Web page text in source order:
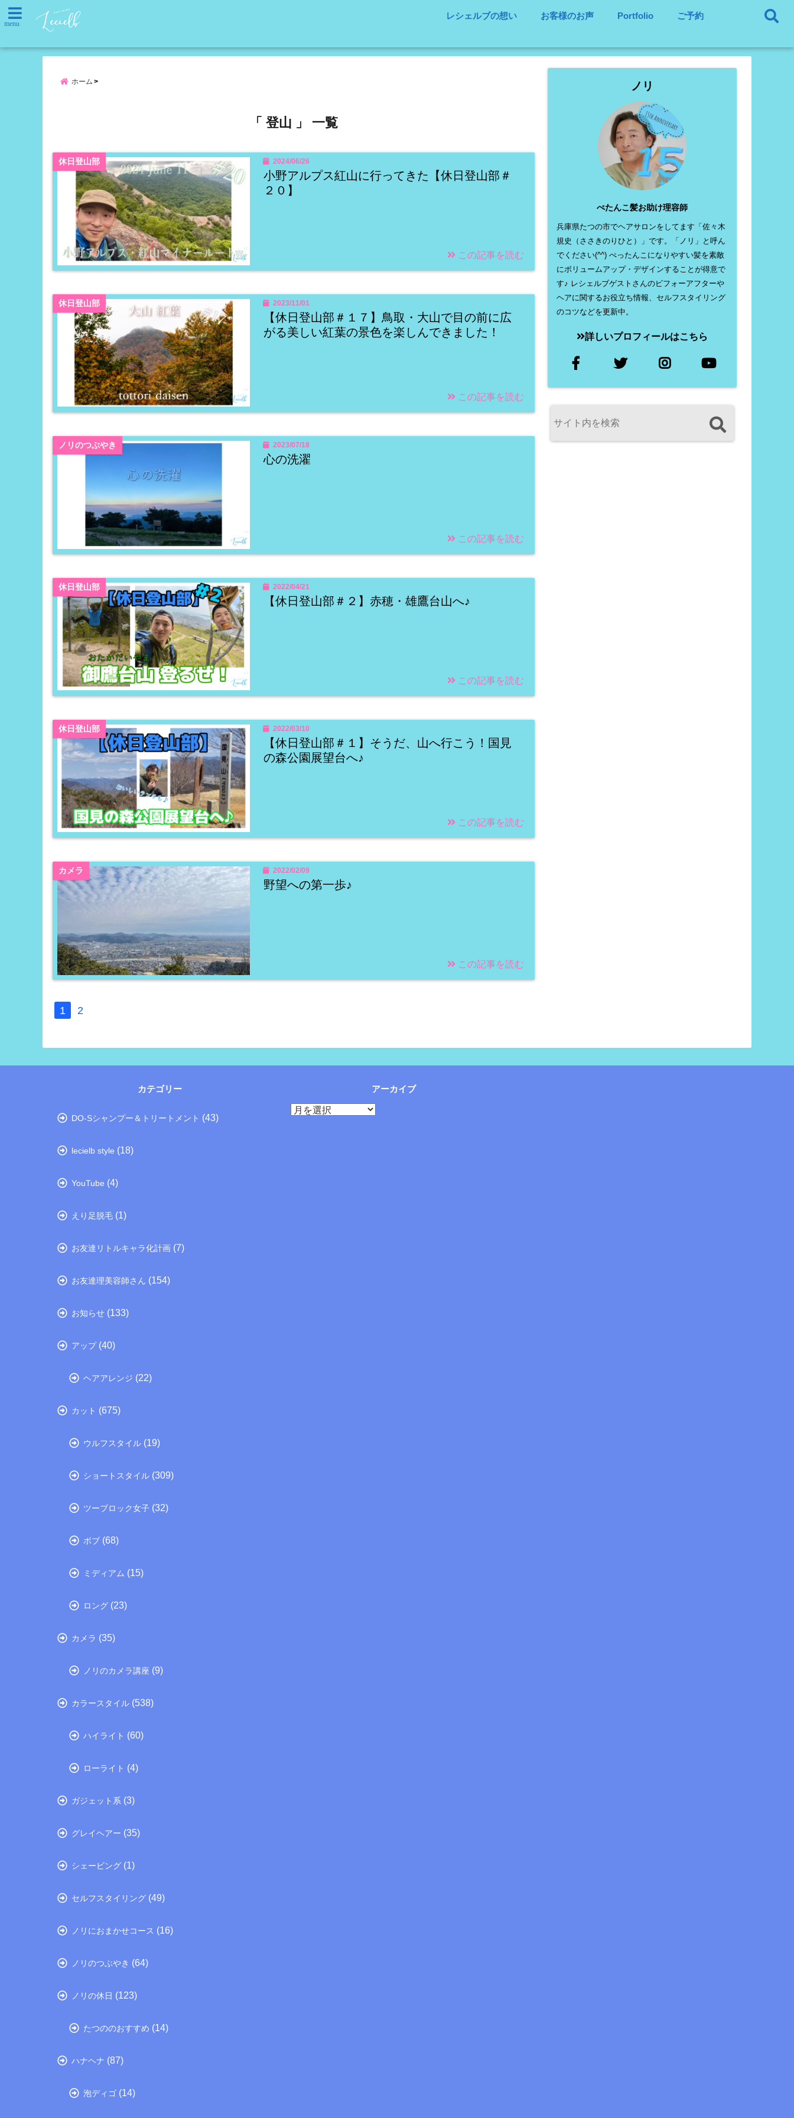
menu
レシェルブの想い お客様のお声 Portfolio ご予約
ホーム
「 登山 」 一覧
休日登山部 2024/06/26
小野アルプス紅山に行ってきた【休日登山部＃
２０】
この記事を読む
休日登山部 2023/11/01
【休日登山部＃１７】鳥取・大山で目の前に広
がる美しい紅葉の景色を楽しんできました！
この記事を読む
ノリのつぶやき 2023/07/18
心の洗濯
この記事を読む
休日登山部 2022/04/21
【休日登山部＃２】赤穂・雄鷹台山へ♪
この記事を読む
休日登山部 2022/03/10
【休日登山部＃１】そうだ、山へ行こう！国見
の森公園展望台へ♪
この記事を読む
カメラ 2022/02/09
野望への第一歩♪
この記事を読む
1 2
ノリ
ぺたんこ髪お助け理容師
兵庫県たつの市でヘアサロンをしてます「佐々木
規史（ささきのりひと）」です。「ノリ」と呼ん
でください(^^) ぺったんこになりやすい髪を素敵
にボリュームアップ・デザインすることが得意で
す♪ レシェルブゲストさんのビフォーアフターや
ヘアに関するお役立ち情報、セルフスタイリング
のコツなどを更新中。
詳しいプロフィールはこちら
カテゴリー
DO-Sシャンプー＆トリートメント (43)
lecielb style (18)
YouTube (4)
えり足脱毛 (1)
お友達リトルキャラ化計画 (7)
お友達理美容師さん (154)
お知らせ (133)
アップ(40)
ヘアアレンジ (22)
カット (675)
ウルフスタイル (19)
ショートスタイル (309)
ツーブロック女子 (32)
ボブ (68)
ミディアム (15)
ロング (23)
カメラ (35)
ノリのカメラ講座 (9)
カラースタイル (538)
ハイライト (60)
ローライト (4)
ガジェット系 (3)
グレイヘアー (35)
シェービング (1)
セルフスタイリング (49)
ノリにおまかせコース (16)
ノリのつぶやき (64)
ノリの休日 (123)
たつののおすすめ (14)
ハナヘナ (87)
泡ディゴ (14)
アーカイブ
ア